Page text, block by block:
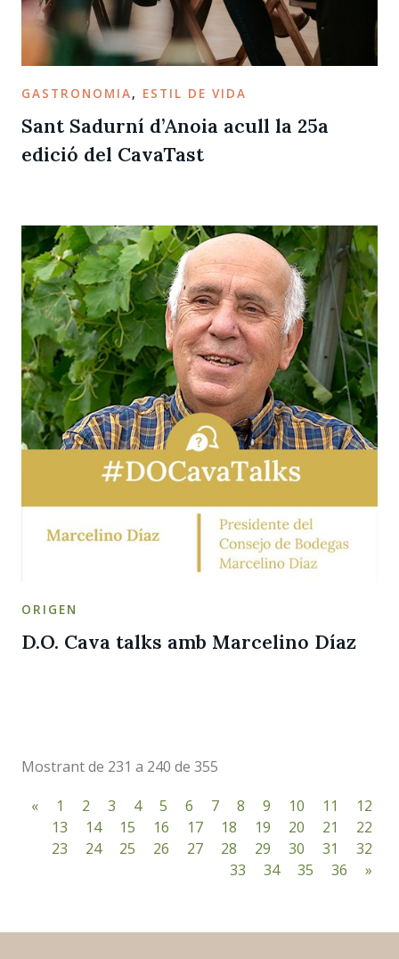
GASTRONOMIA, ESTIL DE VIDA
Sant Sadurní d’Anoia acull la 25a
edició del CavaTast
ORIGEN
D.O. Cava talks amb Marcelino Díaz
Mostrant de 231 a 240 de 355
«
1 2 3 4 5 6 7 8 9 10 11
12
13
14 15 16 17 18 19 20 21
22
23
24 25 26 27 28 29 30 31
32
33
34 35 36 »